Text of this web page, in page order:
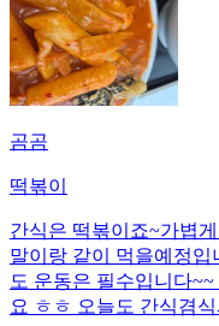
곰곰
떡볶이
간식은 떡볶이죠~가볍
말이랑 같이 먹을예정입
도 운동은 필수입니다
요 ㅎㅎ 오늘도 간식겸